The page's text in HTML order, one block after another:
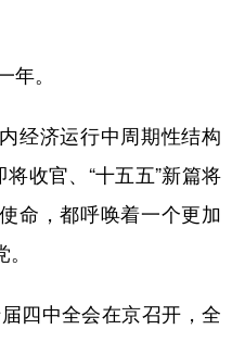
。
济运行中周期性结构
将收官、“十五五”新篇将
命，都呼唤着一个更加
中全会在京召开，全